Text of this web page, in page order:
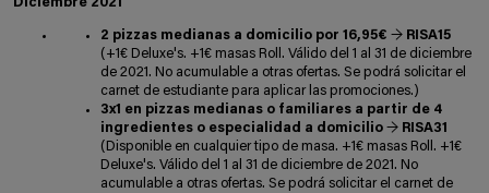
2 pizzas medianas a domicilio por 16,95€ → RISA15
(+1€ Deluxe's. +1€ masas Roll. Válido del 1 al 31 de diciembre
de 2021. No acumulable a otras ofertas. Se podrá solicitar el
carnet de estudiante para aplicar las promociones.)
3x1 en pizzas medianas o familiares a partir de 4
ingredientes o especialidad a domicilio → RISA31
(Disponible en cualquier tipo de masa. +1€ masas Roll. +1€
Deluxe's. Válido del 1 al 31 de diciembre de 2021. No
acumulable a otras ofertas. Se podrá solicitar el carnet de